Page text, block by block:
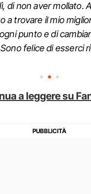
di non aver mollato.
a trovare il mio
punto e di
felice di esserci
a leggere su